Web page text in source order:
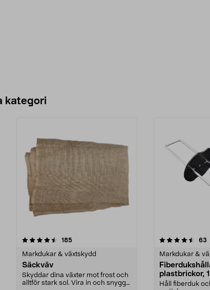
kategori
185recensioner
Markdukar & växtskydd
Säckväv
Skyddar dina växter mot frost och
alltför stark sol. Vira in och snygga
4.5 av 5 stjärnor 63
Markdukar &
plastbrickor,
Håll fiberduk
4.5